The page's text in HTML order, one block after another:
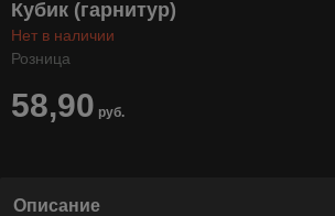
Кубик (гарнитур)
Нет в наличии
Розница
58,90 руб.
Описание